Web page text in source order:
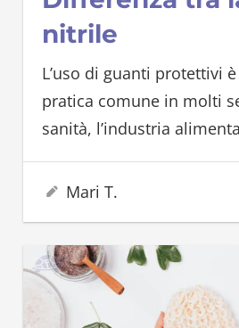
nitrile
L’uso di guanti protettivi
pratica comune in molti
sanità, l’industria
7 Giugno 2023
Mari T.